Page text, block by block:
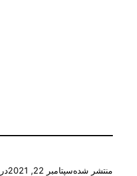
منتشر شدهسپتامبر 22, 2021 در